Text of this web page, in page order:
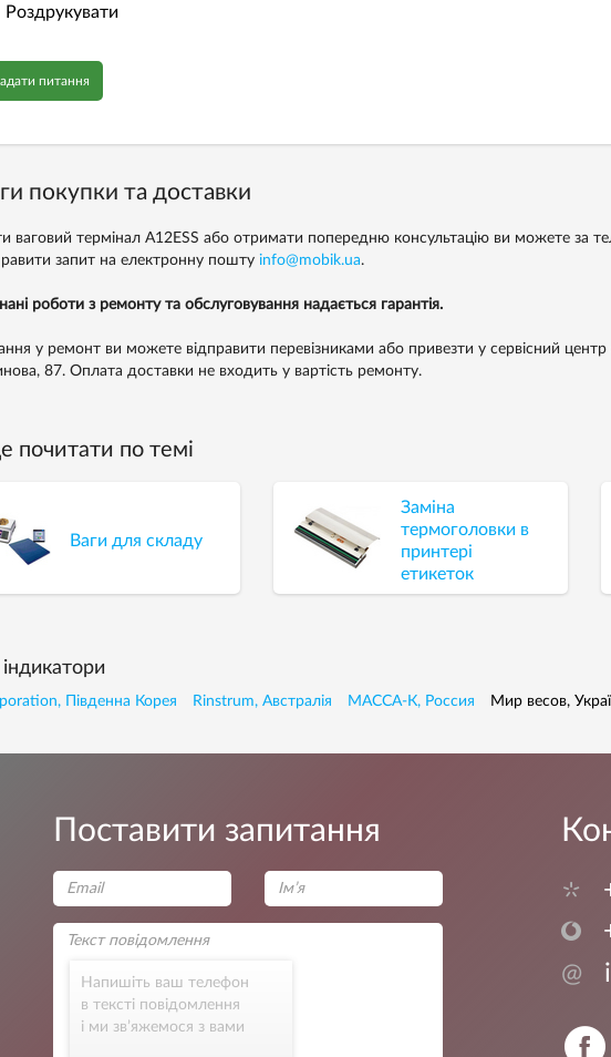
Роздрукувати
питання
покупки та доставки
ваговий термінал A12ESS або отримати попередню консультацію ви можете за
запит на електронну пошту info@mobik.ua.
роботи з ремонту та обслуговування надається гарантія.
у ремонт ви можете відправити перевізниками або привезти у сервісний
87. Оплата доставки не входить у вартість ремонту.
по темі
Ваги для складу
Заміна
термоголовки в
принтері
етикеток
індикатори
Південна Корея Rinstrum, Австралія МАССА-К, Россия Мир весов,
Поставити запитання
Напишіть ваш телефон
в тексті повідомлення
і ми зв’яжемося з вами
@